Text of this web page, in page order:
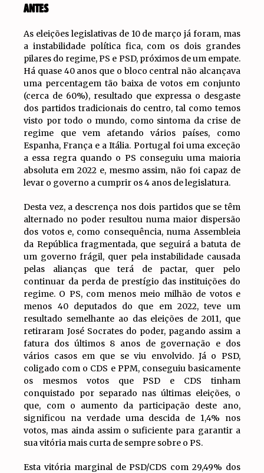
ANTES
As eleições legislativas de 10 de março já foram, mas
a instabilidade política fica, com os dois grandes
pilares do regime, PS e PSD, próximos de um empate.
Há quase 40 anos que o bloco central não alcançava
uma percentagem tão baixa de votos em conjunto
(cerca de 60%), resultado que expressa o desgaste
dos partidos tradicionais do centro, tal como temos
visto por todo o mundo, como sintoma da crise de
regime que vem afetando vários países, como
Espanha, França e a Itália. Portugal foi uma exceção
a essa regra quando o PS conseguiu uma maioria
absoluta em 2022 e, mesmo assim, não foi capaz de
levar o governo a cumprir os 4 anos de legislatura.
Desta vez, a descrença nos dois partidos que se têm
alternado no poder resultou numa maior dispersão
dos votos e, como consequência, numa Assembleia
da República fragmentada, que seguirá a batuta de
um governo frágil, quer pela instabilidade causada
pelas alianças que terá de pactar, quer pelo
continuar da perda de prestígio das instituições do
regime. O PS, com menos meio milhão de votos e
menos 40 deputados do que em 2022, teve um
resultado semelhante ao das eleições de 2011, que
retiraram José Socrates do poder, pagando assim a
fatura dos últimos 8 anos de governação e dos
vários casos em que se viu envolvido. Já o PSD,
coligado com o CDS e PPM, conseguiu basicamente
os mesmos votos que PSD e CDS tinham
conquistado por separado nas últimas eleições, o
que, com o aumento da participação deste ano,
significou na verdade uma descida de 1,4% nos
votos, mas ainda assim o suficiente para garantir a
sua vitória mais curta de sempre sobre o PS.
Esta vitória marginal de PSD/CDS com 29,49% dos